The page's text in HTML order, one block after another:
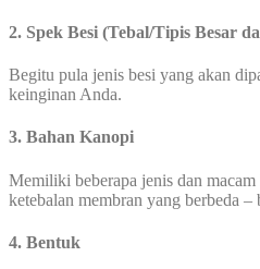
2. Spek Besi (Tebal/Tipis Besar
Begitu pula jenis besi yang akan
keinginan Anda.
3. Bahan Kanopi
Memiliki beberapa jenis dan
ketebalan membran yang berbeda –
4. Bentuk